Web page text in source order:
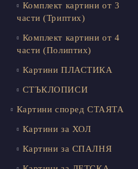
Комплект картини от 3
части (Триптих)
Комплект картини от 4
части (Полиптих)
Картини ПЛАСТИКА
СТЪКЛОПИСИ
Картини според СТАЯТА
Картини за ХОЛ
Картини за СПАЛНЯ